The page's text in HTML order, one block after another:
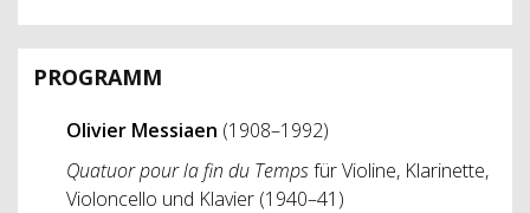
PROGRAMM
Olivier Messiaen (1908–1992)
Quatuor pour la fin du Tempsfür Violine, Klarinette,
Violoncello und Klavier (1940–41)